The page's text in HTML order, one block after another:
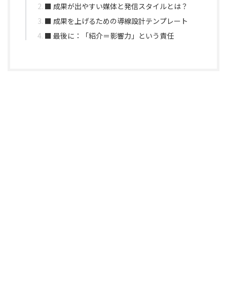
■ 成果が出やすい媒体と発信スタイルとは？
■ 成果を上げるための導線設計テンプレート
■ 最後に：「紹介＝影響力」という責任